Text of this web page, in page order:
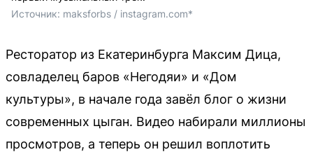
Источник: maksforbs / instagram.com*
Ресторатор из Екатеринбурга Максим Дица,
совладелец баров «Негодяи» и «Дом
культуры», в начале года завёл блог о жизни
современных цыган. Видео набирали миллионы
просмотров, а теперь он решил воплотить